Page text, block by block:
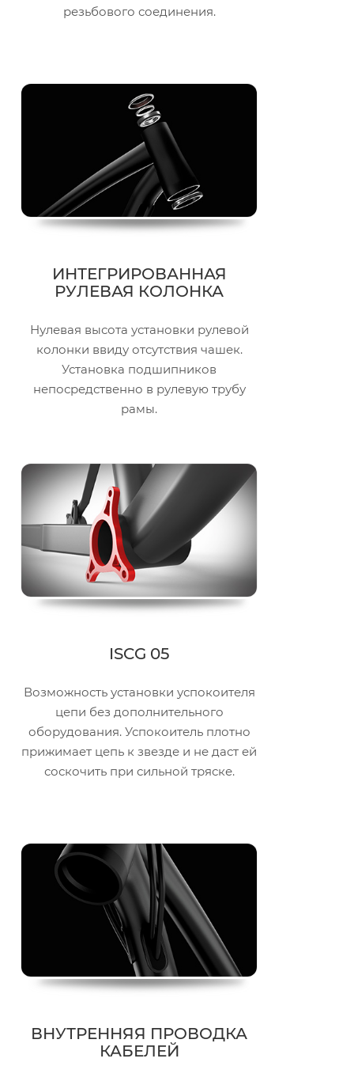
резьбового соединения.
ИНТЕГРИРОВАННАЯ
РУЛЕВАЯ КОЛОНКА
Нулевая высота установки рулевой
колонки ввиду отсутствия чашек.
Установка подшипников
непосредственно в рулевую трубу
рамы.
ISCG 05
Возможность установки успокоителя
цепи без дополнительного
оборудования. Успокоитель плотно
прижимает цепь к звезде и не даст ей
соскочить при сильной тряске.
ВНУТРЕННЯЯ ПРОВОДКА
КАБЕЛЕЙ